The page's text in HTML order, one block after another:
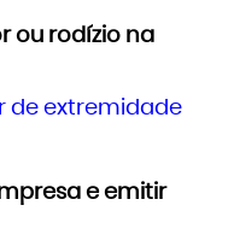
ou rodízio na
de extremidade
e emitir